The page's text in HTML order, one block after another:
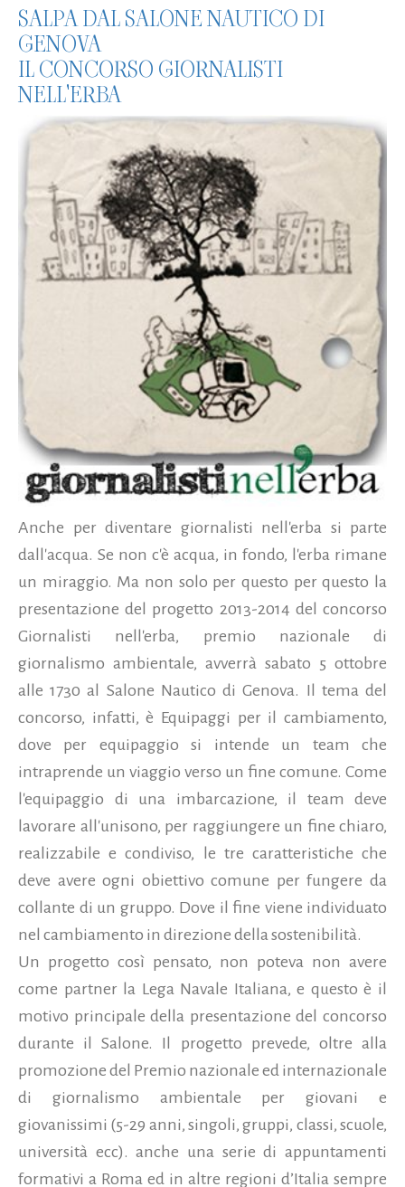
SALPA DAL SALONE NAUTICO DI
GENOVA
IL CONCORSO GIORNALISTI
NELL'ERBA
Anche per diventare giornalisti nell'erba si parte
dall'acqua. Se non c'è acqua, in fondo, l'erba rimane
un miraggio. Ma non solo per questo per questo la
presentazione del progetto 2013-2014 del concorso
Giornalisti nell'erba, premio nazionale di
giornalismo ambientale, avverrà sabato 5 ottobre
alle 1730 al Salone Nautico di Genova. Il tema del
concorso, infatti, è Equipaggi per il cambiamento,
dove per equipaggio si intende un team che
intraprende un viaggio verso un fine comune. Come
l'equipaggio di una imbarcazione, il team deve
lavorare all'unisono, per raggiungere un fine chiaro,
realizzabile e condiviso, le tre caratteristiche che
deve avere ogni obiettivo comune per fungere da
collante di un gruppo. Dove il fine viene individuato
nel cambiamento in direzione della sostenibilità.
Un progetto così pensato, non poteva non avere
come partner la Lega Navale Italiana, e questo è il
motivo principale della presentazione del concorso
durante il Salone. Il progetto prevede, oltre alla
promozione del Premio nazionale ed internazionale
di giornalismo ambientale per giovani e
giovanissimi (5-29 anni, singoli, gruppi, classi, scuole,
università ecc). anche una serie di appuntamenti
formativi a Roma ed in altre regioni d’Italia sempre